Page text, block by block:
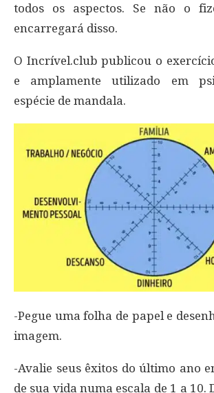
todos os aspectos. Se não o
encarregará disso.
O Incrível.club publicou o
e amplamente utilizado em
espécie de mandala.
-Pegue uma folha de papel e
imagem.
-Avalie seus êxitos do último ano
de sua vida numa escala de 1 a 10.